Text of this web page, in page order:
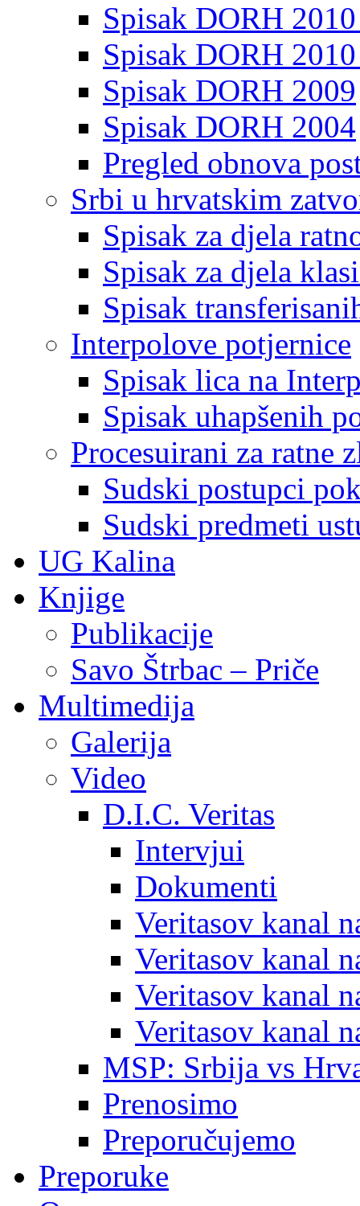
Spisak DORH
Spisak DORH
Spisak DORH 2009
Spisak DORH 2004
Pregled obnova
Srbi u hrvatskim
Spisak za djela
Spisak za djela
Spisak
Interpolove potjernice
Spisak lica na
Spisak uhapšenih
Procesuirani za ratne
Sudski postupci
Sudski predmeti
UG Kalina
Knjige
Publikacije
Savo Štrbac – Priče
Multimedija
Galerija
Video
D.I.C. Veritas
Intervjui
Dokumenti
Veritasov kanal
Veritasov kanal
Veritasov kanal
Veritasov kanal
MSP: Srbija vs
Prenosimo
Preporučujemo
Preporuke